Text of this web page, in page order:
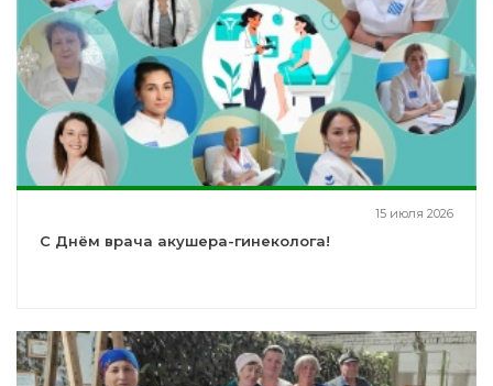
15 июля 2026
С Днём врача акушера-гинеколога!